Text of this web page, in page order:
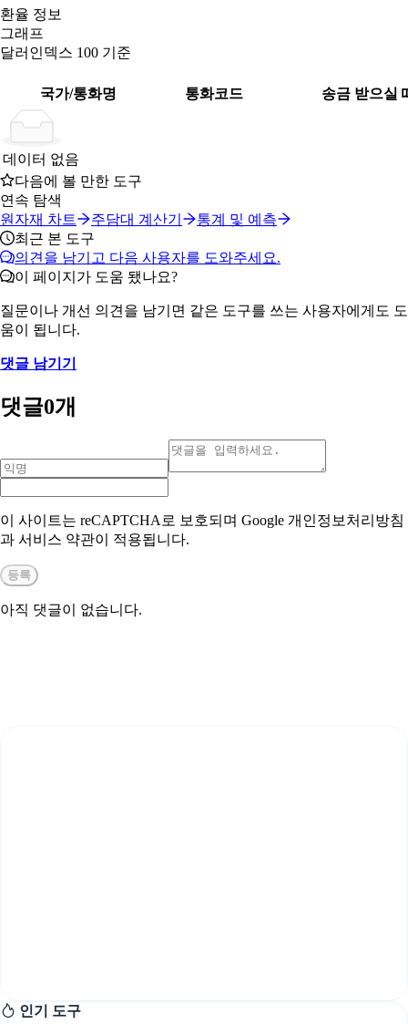
환율 정보
그래프
달러인덱스 100 기준
국가/통화명 통화코드
송금 받으실
국가/통화명
데이터 없음
다음에 볼 만한 도구
연속 탐색
원자재 차트
주담대 계산기
통계 및 예측
최근 본 도구
의견을 남기고 다음 사용자를 도와주세요.
이 페이지가 도움 됐나요?
질문이나 개선 의견을 남기면 같은 도구를 쓰는 사용자에게도 도
움이 됩니다.
댓글 남기기
댓글0개
이 사이트는 reCAPTCHA로 보호되며 Google 개인정보처리방침
과 서비스 약관이 적용됩니다.
등록
아직 댓글이 없습니다.
인기 도구